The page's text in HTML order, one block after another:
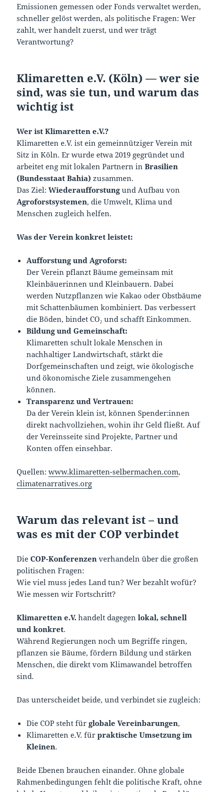
Emissionen gemessen oder Fonds verwaltet werden,
schneller gelöst werden, als politische Fragen: Wer
zahlt, wer handelt zuerst, und wer trägt
Verantwortung?
Klimaretten e.V. (Köln) — wer sie
sind, was sie tun, und warum das
wichtig ist
Wer ist Klimaretten e.V.?
Klimaretten e.V. ist ein gemeinnütziger Verein mit
Sitz in Köln. Er wurde etwa 2019 gegründet und
arbeitet eng mit lokalen Partnern inBrasilien
(Bundesstaat Bahia) zusammen.
Das Ziel:Wiederaufforstungund Aufbau von
Agroforstsystemen, die Umwelt, Klima und
Menschen zugleich helfen.
Was der Verein konkret leistet:
Aufforstung und Agroforst:
Der Verein pflanzt Bäume gemeinsam mit
Kleinbäuerinnen und Kleinbauern. Dabei
werden Nutzpflanzen wie Kakao oder Obstbäume
mit Schattenbäumen kombiniert. Das verbessert
die Böden, bindet CO₂ und schafft Einkommen.
Bildung und Gemeinschaft:
Klimaretten schult lokale Menschen in
nachhaltiger Landwirtschaft, stärkt die
Dorfgemeinschaften und zeigt, wie ökologische
und ökonomische Ziele zusammengehen
können.
Transparenz und Vertrauen:
Da der Verein klein ist, können Spender:innen
direkt nachvollziehen, wohin ihr Geld fließt. Auf
der Vereinsseite sind Projekte, Partner und
Konten offen einsehbar.
Quellen:www.klimaretten-selbermachen.com,
climatenarratives.org
Warum das relevant ist – und
was es mit der COP verbindet
DieCOP-Konferenzen verhandeln über die großen
politischen Fragen:
Wie viel muss jedes Land tun? Wer bezahlt wofür?
Wie messen wir Fortschritt?
Klimaretten e.V. handelt dagegenlokal, schnell
und konkret.
Während Regierungen noch um Begriffe ringen,
pflanzen sie Bäume, fördern Bildung und stärken
Menschen, die direkt vom Klimawandel betroffen
sind.
Das unterscheidet beide, und verbindet sie zugleich:
Die COP steht fürglobale Vereinbarungen,
Klimaretten e.V. fürpraktische Umsetzung im
Kleinen.
Beide Ebenen brauchen einander. Ohne globale
Rahmenbedingungen fehlt die politische Kraft, ohne